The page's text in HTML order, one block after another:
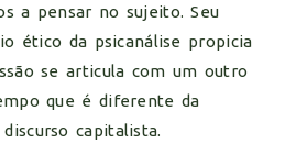
a pensar no sujeito. Seu
ético da psicanálise propicia
se articula com um outro
que é diferente da
capitalista.